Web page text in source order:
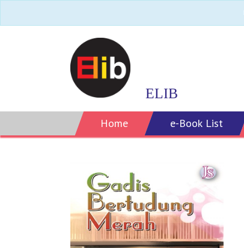
ELIB
Home e-Book List